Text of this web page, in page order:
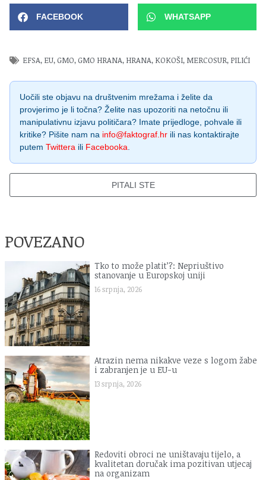
FACEBOOK WHATSAPP
EFSA, EU,GMO,GMO HRANA, HRANA, KOKOŠI, MERCOSUR, PILIĆI
Uočili ste objavu na društvenim mrežama i želite da
provjerimo je li točna? Želite nas upozoriti na netočnu ili
manipulativnu izjavu političara? Imate prijedloge, pohvale ili
kritike? Pišite nam na info@faktograf.hr ili nas kontaktirajte
putem Twittera ili Facebooka
PITALI STE
POVEZANO
Tko to može platit’?: Nepriuštivo
stanovanje u Europskoj uniji
16 srpnja, 2026
Atrazin nema nikakve veze s logom žabe
i zabranjen je u EU-u
13 srpnja, 2026
Redoviti obroci ne uništavaju tijelo, a
kvalitetan doručak ima pozitivan utjecaj
na organizam